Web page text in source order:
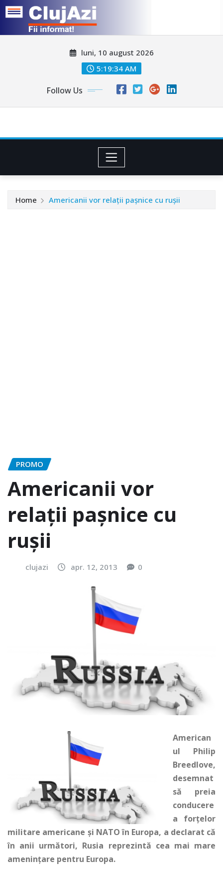
luni, 10 august 2026
5:19:37 AM
Follow Us
Home Americanii vor relații pașnice cu rușii
PROMO
Americanii vor
relații pașnice cu
rușii
clujazi apr. 12, 2013 0
American
ul Philip
Breedlove,
desemnat
să preia
conducere
a forțelor
militare americane și NATO în Europa, a declarat că
în anii următori, Rusia reprezintă cea mai mare
amenințare pentru Europa.